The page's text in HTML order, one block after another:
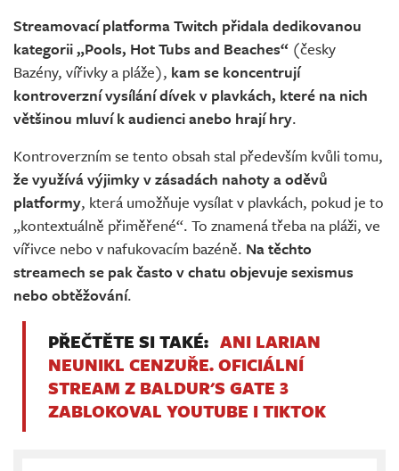
Živě
Streamovací platforma Twitch přidala dedikovanou
kategorii „Pools, Hot Tubs and Beaches“ (česky
Bazény, vířivky a pláže), kam se koncentrují
kontroverzní vysílání dívek v plavkách, které na nich
většinou mluví k audienci anebo hrají hry.
Kontroverzním se tento obsah stal především kvůli tomu,
že využívá výjimky v zásadách nahoty a oděvů
platformy, která umožňuje vysílat v plavkách, pokud je to
„kontextuálně přiměřené“. To znamená třeba na pláži, ve
vířivce nebo v nafukovacím bazéně. Na těchto
streamech se pak často v chatu objevuje sexismus
nebo obtěžování.
PŘEČTĚTE SI TAKÉ: ANI LARIAN
NEUNIKL CENZUŘE. OFICIÁLNÍ
STREAM Z BALDUR'S GATE 3
ZABLOKOVAL YOUTUBE I TIKTOK